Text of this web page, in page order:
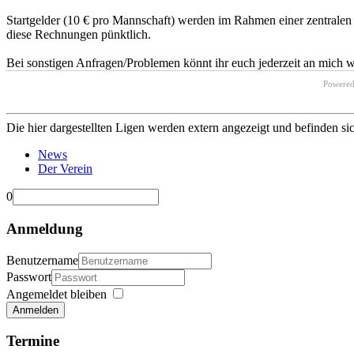
Startgelder (10 € pro Mannschaft) werden im Rahmen einer
diese Rechnungen pünktlich.
Bei sonstigen Anfragen/Problemen könnt ihr euch jederzeit an mich
Die hier dargestellten Ligen werden extern angezeigt und befinden
News
Der Verein
0
Anmeldung
Benutzername
Passwort
Angemeldet bleiben
Anmelden
Termine